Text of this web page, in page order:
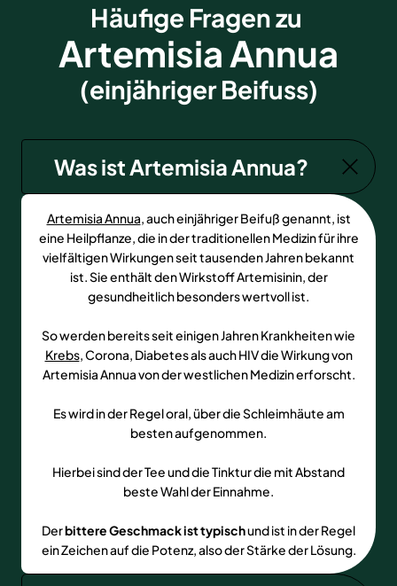
Häufige Fragen zu
Artemisia Annua
(einjähriger Beifuss)
Was ist Artemisia Annua?
Artemisia Annua , auch einjähriger Beifuß genannt, ist
eine Heilpflanze, die in der traditionellen Medizin für ihre
vielfältigen Wirkungen seit tausenden Jahren bekannt
ist. Sie enthält den Wirkstoff Artemisinin, der
gesundheitlich besonders wertvoll ist.
So werden bereits seit einigen Jahren Krankheiten wie
Krebs, Corona, Diabetes als auch HIV die Wirkung von
Artemisia Annua von der westlichen Medizin erforscht.
Es wird in der Regel oral, über die Schleimhäute am
besten aufgenommen.
Hierbei sind der Tee und die Tinktur die mit Abstand
beste Wahl der Einnahme.
Derbittere Geschmack ist typischund ist in der Regel
ein Zeichen auf die Potenz, also der Stärke der Lösung.